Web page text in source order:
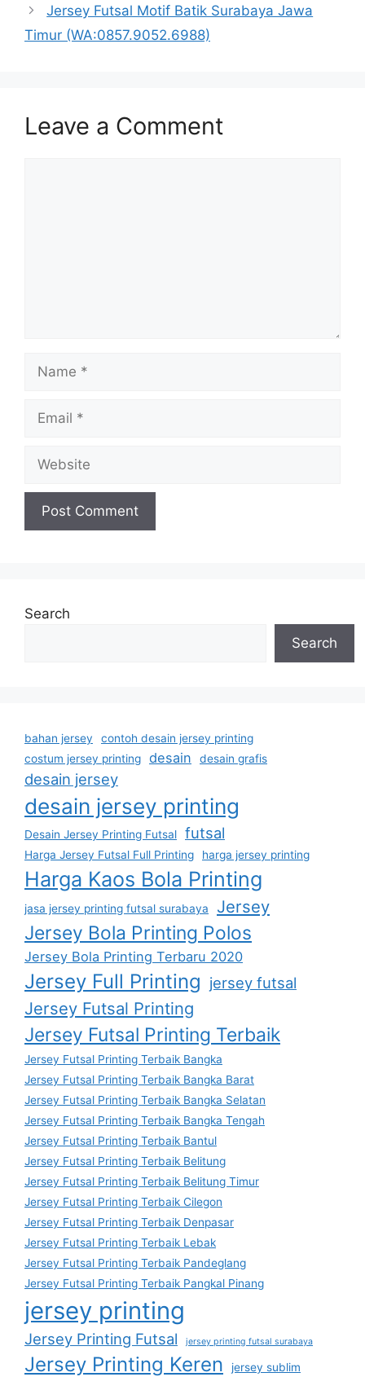
Jersey Futsal Motif Batik Surabaya Jawa
Timur (WA:0857.9052.6988)
Leave a Comment
Search
Search
bahan jersey
contoh desain jersey printing
costum jersey printing
desain desain grafis
desain jersey
desain jersey printing
Desain Jersey Printing Futsal futsal
Harga Jersey Futsal Full Printing harga jersey printing
Harga Kaos Bola Printing
jasa jersey printing futsal surabaya Jersey
Jersey Bola Printing Polos
Jersey Bola Printing Terbaru 2020
Jersey Full Printing jersey futsal
Jersey Futsal Printing
Jersey Futsal Printing Terbaik
Jersey Futsal Printing Terbaik Bangka
Jersey Futsal Printing Terbaik Bangka Barat
Jersey Futsal Printing Terbaik Bangka Selatan
Jersey Futsal Printing Terbaik Bangka Tengah
Jersey Futsal Printing Terbaik Bantul
Jersey Futsal Printing Terbaik Belitung
Jersey Futsal Printing Terbaik Belitung Timur
Jersey Futsal Printing Terbaik Cilegon
Jersey Futsal Printing Terbaik Denpasar
Jersey Futsal Printing Terbaik Lebak
Jersey Futsal Printing Terbaik Pandeglang
Jersey Futsal Printing Terbaik Pangkal Pinang
jersey printing
Jersey Printing Futsal jersey printing futsal surabaya
Jersey Printing Keren jersey sublim